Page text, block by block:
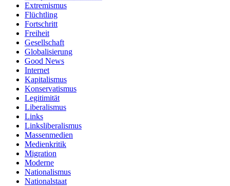
Extremismus
Flüchtling
Fortschritt
Freiheit
Gesellschaft
Globalisierung
Good News
Internet
Kapitalismus
Konservatismus
Legitimität
Liberalismus
Links
Linksliberalismus
Massenmedien
Medienkritik
Migration
Moderne
Nationalismus
Nationalstaat